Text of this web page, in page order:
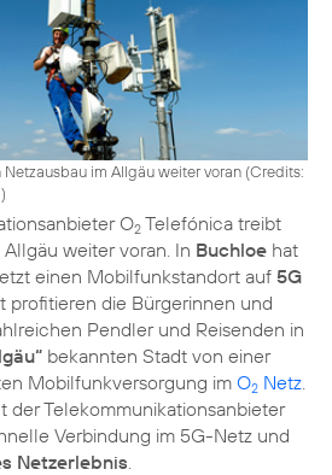
im Allgäu weiter voran (Credits:
)
O2 Telefónica treibt
weiter voran. In Buchloe hat
einen Mobilfunkstandort auf 5G
profitieren die Bürgerinnen und
Pendler und Reisenden in
bekannten Stadt von einer
Mobilfunkversorgung im O2 Netz
der Telekommunikations­anbieter
Verbindung im 5G-Netz und
Netzerlebnis